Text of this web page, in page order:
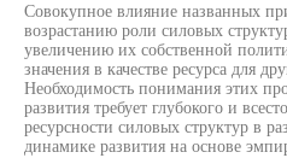
Совокупное влияние названных
возрастанию роли силовых
увеличению их собственной
значения в качестве ресурса для
Необходимость понимания этих
развития требует глубокого и
ресурсности силовых структур в
динамике развития на основе